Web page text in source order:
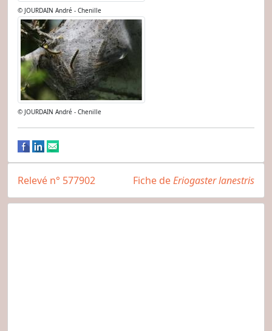
© JOURDAIN André - Chenille
© JOURDAIN André - Chenille
Fiche deEriogaster lanestris
Relevé n° 577902